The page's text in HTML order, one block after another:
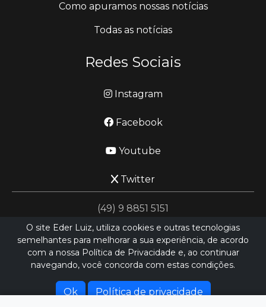
Como apuramos nossas notícias
Todas as notícias
Redes Sociais
Instagram
Facebook
Youtube
Twitter
(49) 9 8851 5151
jornalismo@ederluiz.com.vc
Hospedado porHEXIO CLOUD
O site Eder Luiz, utiliza cookies e outras tecnologias
semelhantes para melhorar a sua experiência, de acordo
com a nossa Política de Privacidade e, ao continuar
navegando, você concorda com estas condições.
Ok Política de privacidade